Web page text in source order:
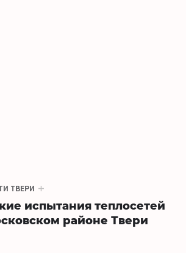
ТВЕРИ
испытания теплосетей
районе Твери